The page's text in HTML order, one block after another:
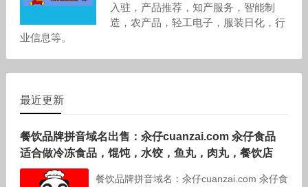
入驻，产品推荐，知产服务，智能制
造，农产品，轻工电子，服装日化，行
业信息等。
最近更新
餐饮品牌拼音域名出售：汆仔cuanzai.com 汆仔食品
适合做冷冻食品，馄饨，水饺，鱼丸，肉丸，餐饮店
餐饮品牌拼音域名：汆仔cuanzai.com 汆仔食